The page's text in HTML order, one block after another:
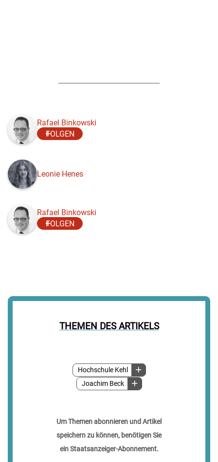
THEMEN DES ARTIKELS
Hochschule Kehl
Joachim Beck
Um Themen abonnieren und Artikel
speichern zu können, benötigen Sie
ein Staatsanzeiger-Abonnement.
Rafael Binkowski
FOLGEN
Leonie Henes
Rafael Binkowski
FOLGEN